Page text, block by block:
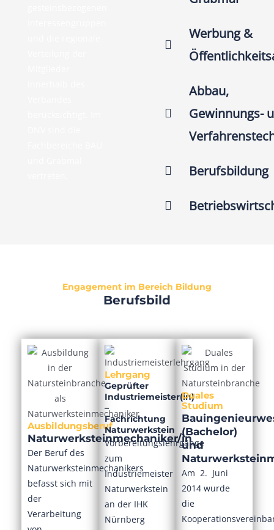
Werbung &
Abbau,
Gewinnungs-
Berufsbildung
Engagement im Bereich Bildung
Berufsbild
Ausbildungsberuf
Naturwerksteinmechaniker/in
Der Beruf des
Naturwerksteinmechanikers
befasst sich mit
der
Verarbeitung
Lehrgang
Geprüfter
Industriemeister(in)
–
Fachrichtung
Naturwerkstein
Vorbereitungslehrgänge
zum
Industriemeister
Naturwerkstein
an der IHK
Nürnberg
Duales
Studium
(Bachelor)
und
Am 2. Juni
2014 wurde
die